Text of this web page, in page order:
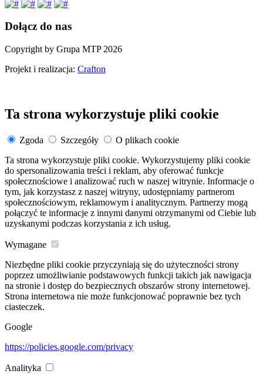
Dołącz do nas
Copyright by Grupa MTP 2026
Projekt i realizacja: Crafton
Ta strona wykorzystuje pliki cookie
Zgoda Szczegóły
O plikach cookie
Ta strona wykorzystuje pliki cookie. Wykorzystujemy pliki cookie
do spersonalizowania treści i reklam, aby oferować funkcje
społecznościowe i analizować ruch w naszej witrynie. Informacje o
tym, jak korzystasz z naszej witryny, udostępniamy partnerom
społecznościowym, reklamowym i analitycznym. Partnerzy mogą
połączyć te informacje z innymi danymi otrzymanymi od Ciebie lub
uzyskanymi podczas korzystania z ich usług.
Wymagane
Niezbędne pliki cookie przyczyniają się do użyteczności strony
poprzez umożliwianie podstawowych funkcji takich jak nawigacja
na stronie i dostęp do bezpiecznych obszarów strony internetowej.
Strona internetowa nie może funkcjonować poprawnie bez tych
ciasteczek.
Google
https://policies.google.com/privacy
Analityka